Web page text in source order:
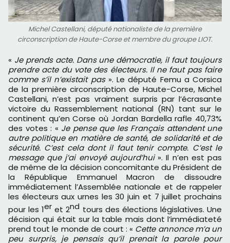
Michel Castellani, député nationaliste de la première
circonscription de Haute-Corse et membre du groupe LIOT.
« Je prends acte. Dans une démocratie, il faut toujours
prendre acte du vote des électeurs. Il ne faut pas faire
comme s’il n’existait pas ». Le député Femu a Corsica
de la première circonscription de Haute-Corse, Michel
Castellani, n’est pas vraiment surpris par l’écrasante
victoire du Rassemblement national (RN) tant sur le
continent qu’en Corse où Jordan Bardella rafle 40,73%
des votes : « Je pense que les Français attendent une
autre politique en matière de santé, de solidarité et de
sécurité. C’est cela dont il faut tenir compte. C’est le
message que j’ai envoyé aujourd’hui». Il n’en est pas
de même de la décision concomitante du Président de
la République Emmanuel Macron de dissoudre
immédiatement l’Assemblée nationale et de rappeler
les électeurs aux urnes les 30 juin et 7 juillet prochains
pour les 1er et 2nd tours des élections législatives. Une
décision qui était sur la table mais dont l’immédiateté
prend tout le monde de court : « Cette annonce m’a un
peu surpris, je pensais qu’il prenait la parole pour